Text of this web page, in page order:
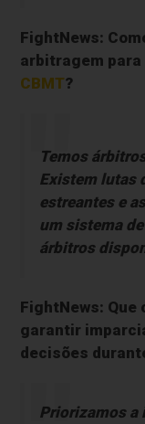
FightNews:
arbitragem
CBMT?
Temos
Existem lutas
estreantes e
um sistema
árbitros
FightNews: Que
garantir
decisões
Priorizamos a